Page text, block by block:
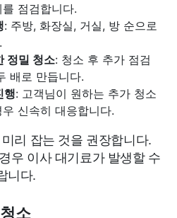
점검합니다.
: 주방, 화장실, 거실, 방 순으로
정밀 청소: 청소 후 추가 점검
배로 만듭니다.
행: 고객님이 원하는 추가 청소
신속히 대응합니다.
리 잡는 것을 권장합니다.
우 이사 대기료가 발생할 수
니다.
소